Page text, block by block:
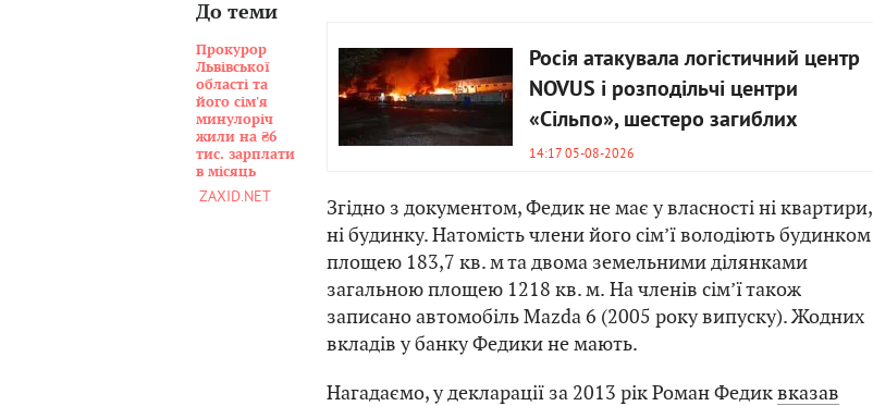
До теми
Прокурор
Львівської
області та
його сім'я
минулоріч
жили на ₴6
тис. зарплати
в місяць
ZAXID.NET
Росія атакувала логістичний центр
NOVUS і розподільчі центри
«Сільпо», шестеро загиблих
14:17 05-08-2026
Згідно з документом, Федик не має у власності ні квартири,
ні будинку. Натомість члени його сім’ї володіють будинком
площею 183,7 кв. м та двома земельними ділянками
загальною площею 1218 кв. м. На членів сім’ї також
записано автомобіль Mazda 6 (2005 року випуску). Жодних
вкладів у банку Федики не мають.
Нагадаємо, у декларації за 2013 рік Роман Федиквказав